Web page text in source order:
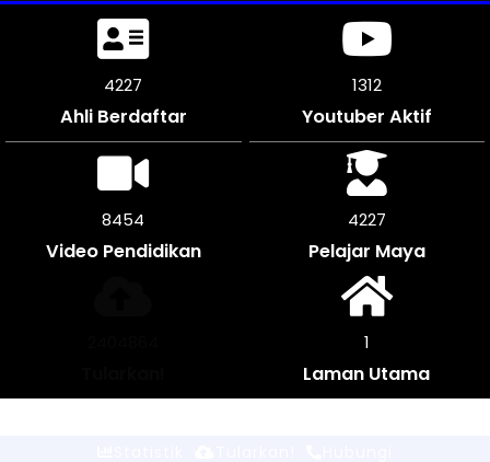
4680
Ahli Berdaftar
1312
Youtuber Aktif
9360
Video Pendidikan
4680
Pelajar Maya
1
Laman Utama